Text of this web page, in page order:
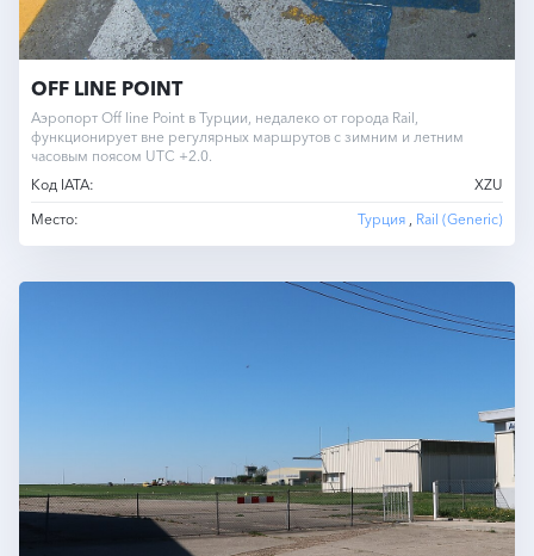
OFF LINE POINT
Аэропорт Off line Point в Турции, недалеко от города Rail,
функционирует вне регулярных маршрутов с зимним и летним
часовым поясом UTC +2.0.
Код IATA:
XZU
Место:
Турция Rail (Generic)